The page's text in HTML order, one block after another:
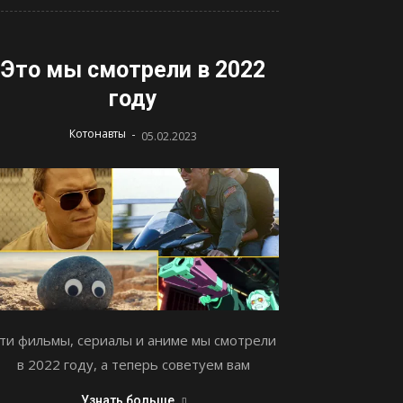
Это мы смотрели в 2022
году
Котонавты - 05.02.2023
фильмы, сериалы и аниме мы смотрели
в 2022 году, а теперь советуем вам